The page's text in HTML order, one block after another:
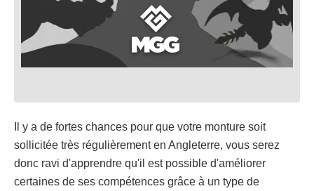
Il y a de fortes chances pour que votre monture soit
sollicitée très régulièrement en Angleterre, vous serez
donc ravi d'apprendre qu'il est possible d'améliorer
certaines de ses compétences grâce à un type de